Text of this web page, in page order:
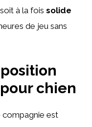
à la fois solide
de jeu sans
chien
compagnie est